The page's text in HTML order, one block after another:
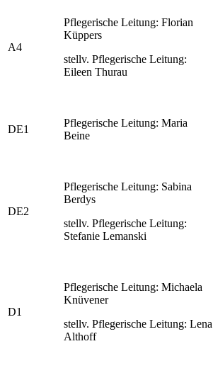
A4
Pflegerische Leitung: Florian
Küppers
stellv. Pflegerische Leitung:
Eileen Thurau
DE1
Pflegerische Leitung: Maria
Beine
DE2
Pflegerische Leitung: Sabina
Berdys
stellv. Pflegerische Leitung:
Stefanie Lemanski
D1
Pflegerische Leitung: Michaela
Knüvener
stellv. Pflegerische Leitung: Lena
Althoff